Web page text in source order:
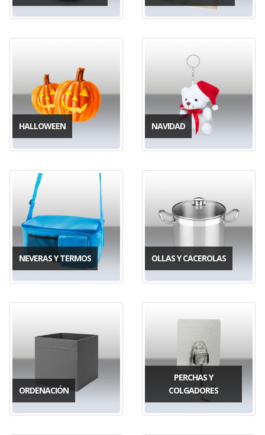
HALLOWEEN NAVIDAD
NEVERAS Y TERMOS OLLAS Y CACEROLAS
ORDENACIÓN
PERCHAS Y
COLGADORES